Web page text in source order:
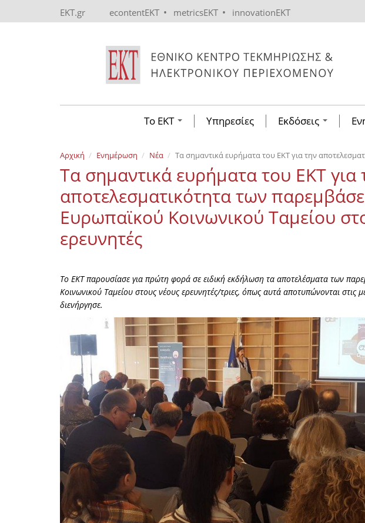
EKT.gr econtentEKT • metricsEKT • innovationEKT
Το ΕΚΤ Υπηρεσίες Εκδόσεις
Αρχική Ενημέρωση Νέα Τα σημαντικά ευρήματα του ΕΚΤ για την
Τα σημαντικά ευρήματα του ΕΚΤ για
αποτελεσματικότητα των
Ευρωπαϊκού Κοινωνικού Ταμείου
ερευνητές
To EKT παρουσίασε για πρώτη φορά σε ειδική εκδήλωση τα αποτελέσματα των
Κοινωνικού Ταμείου στους νέους ερευνητές/τριες, όπως αυτά αποτυπώνονται στις
διενήργησε.